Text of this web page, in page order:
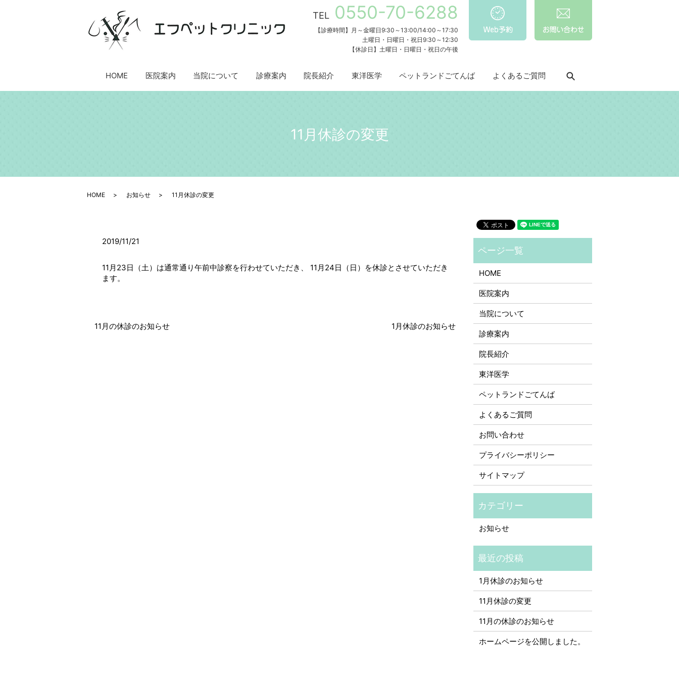
TEL 0550-70-6288
【診療時間】月～金曜日9:30～13:00/14:00～17:30
土曜日・日曜日・祝日9:30～12:30
【休診日】土曜日・日曜日・祝日の午後
HOME 医院案内 当院について 診療案内 院長紹介 東洋医学 ペットランドごてんば よくあるご質問
11月休診の変更
HOME お知らせ 11月休診の変更
2019/11/21
11月23日（土）は通常通り午前中診察を行わせていただき、 11月24日（日）を休診とさせていただき
ます。
11月の休診のお知らせ 1月休診のお知らせ
HOME
医院案内
当院について
診療案内
院長紹介
東洋医学
ペットランドごてんば
よくあるご質問
お問い合わせ
プライバシーポリシー
サイトマップ
お知らせ
1月休診のお知らせ
11月休診の変更
11月の休診のお知らせ
ホームページを公開しました。